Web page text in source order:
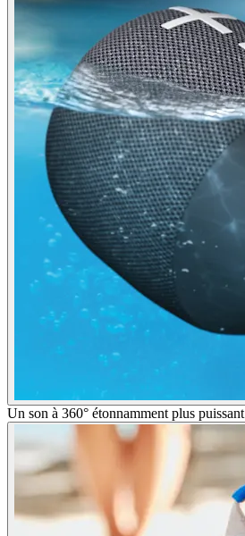
Un son à 360° étonnamment plus puissant